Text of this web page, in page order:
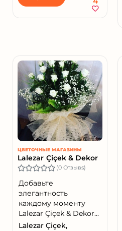
ЦВЕТОЧНЫЕ МАГАЗИНЫ
Lalezar Çiçek & Dekor
(0 Отзывs)
Добавьте
элегантность
каждому моменту
Lalezar Çiçek & Dekor...
Lalezar Çiçek,